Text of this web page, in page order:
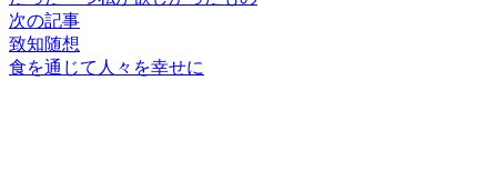
次の記事
致知随想
食を通じて人々を幸せに